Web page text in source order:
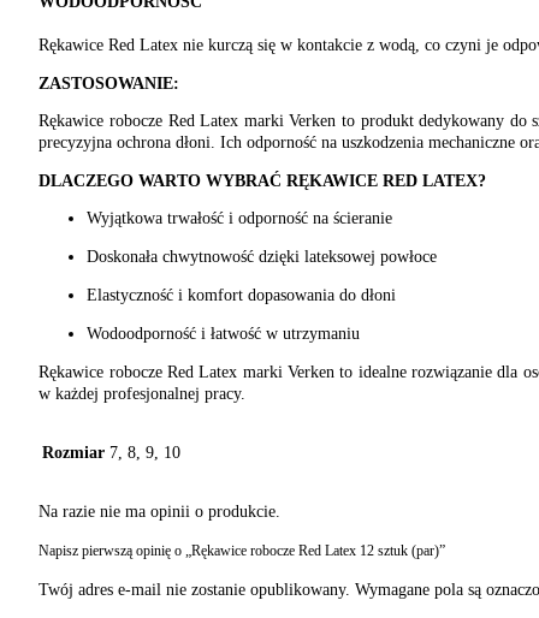
Rękawice Red Latex nie kurczą się w kontakcie z wodą, co czyni je
ZASTOSOWANIE:
Rękawice robocze Red Latex marki Verken to produkt dedykowany do
precyzyjna ochrona dłoni. Ich odporność na uszkodzenia mechaniczne
DLACZEGO WARTO WYBRAĆ RĘKAWICE RED LATEX?
Wyjątkowa trwałość i odporność na ścieranie
Doskonała chwytnowość dzięki lateksowej powłoce
Elastyczność i komfort dopasowania do dłoni
Wodoodporność i łatwość w utrzymaniu
Rękawice robocze Red Latex marki Verken to idealne rozwiązanie dla
w każdej profesjonalnej pracy.
Rozmiar 7, 8, 9, 10
Na razie nie ma opinii o produkcie.
Napisz pierwszą opinię o „Rękawice robocze Red Latex 12 sztuk (par)”
Twój adres e-mail nie zostanie opublikowany. Wymagane pola są